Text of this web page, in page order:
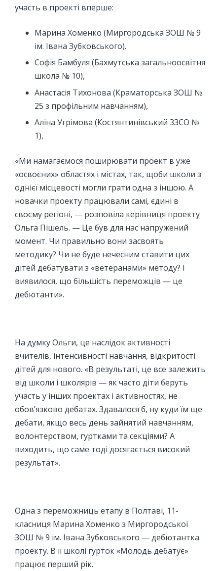
участь в проекті вперше:
Марина Хоменко (Миргородська ЗОШ № 9
ім. Івана Зубковського).
Софія Бамбуля (Бахмутська загальноосвітня
школа № 10),
Анастасія Тихонова (Краматорська ЗОШ №
25 з профільним навчанням),
Аліна Угрімова (Костянтинівський ЗЗСО №
1),
«Ми намагаємося поширювати проект в уже
«освоєних» областях і містах, так, щоби школи з
однієї місцевості могли грати одна з іншою. А
новачки проекту працювали самі, єдині в
своєму регіоні, — розповіла керівниця проекту
Ольга Пішель. — Це був для нас напружений
момент. Чи правильно вони засвоять
методику? Чи не буде нечесним ставити цих
дітей дебатувати з «ветеранами» методу? І
виявилося, що більшість переможців — це
дебютанти».
На думку Ольги, це наслідок активності
вчителів, інтенсивності навчання, відкритості
дітей для нового. «В результаті, це все залежить
від школи і школярів — як часто діти беруть
участь у інших проектах і активностях, не
обов’язково дебатах. Здавалося б, ну куди їм ще
дебати, якщо весь день зайнятий навчанням,
волонтерством, гуртками та секціями? А
виходить, що саме тоді досягається високий
результат».
Одна з переможниць етапу в Полтаві, 11-
класниця Марина Хоменко з Миргородської
ЗОШ № 9 ім. Івана Зубковського — дебютантка
проекту. В її школі гурток «Молодь дебатує»
працює перший рік.